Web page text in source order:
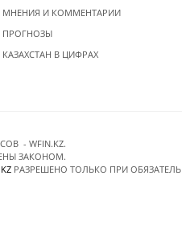
МНЕНИЯ И КОММЕНТАРИИ
ПРОГНОЗЫ
КАЗАХСТАН В ЦИФРАХ
- WFIN.KZ.
ЗАКОНОМ.
РАЗРЕШЕНО ТОЛЬКО ПРИ